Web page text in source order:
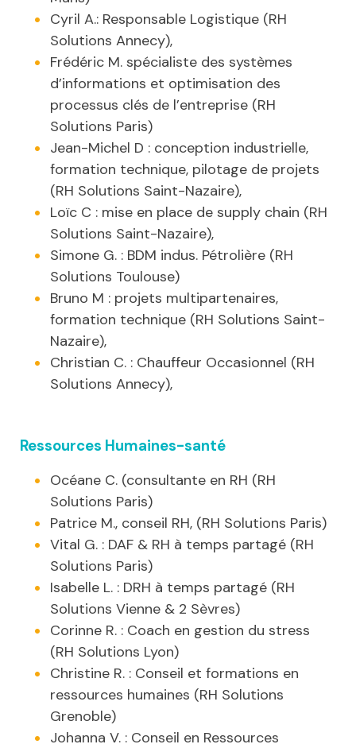
Cyril A.: Responsable Logistique (RH
Solutions Annecy),
Frédéric M. spécialiste des systèmes
d’informations et optimisation des
processus clés de l’entreprise (RH
Solutions Paris)
Jean-Michel D : conception industrielle,
formation technique, pilotage de projets
(RH Solutions Saint-Nazaire),
Loïc C : mise en place de supply chain (RH
Solutions Saint-Nazaire),
Simone G. : BDM indus. Pétrolière (RH
Solutions Toulouse)
Bruno M : projets multipartenaires,
formation technique (RH Solutions Saint-
Nazaire),
Christian C. : Chauffeur Occasionnel (RH
Solutions Annecy),
Ressources Humaines-santé
Océane C. (consultante en RH (RH
Solutions Paris)
Patrice M., conseil RH, (RH Solutions Paris)
Vital G. : DAF & RH à temps partagé (RH
Solutions Paris)
Isabelle L. : DRH à temps partagé (RH
Solutions Vienne & 2 Sèvres)
Corinne R. : Coach en gestion du stress
(RH Solutions Lyon)
Christine R. : Conseil et formations en
ressources humaines (RH Solutions
Grenoble)
Johanna V. : Conseil en Ressources